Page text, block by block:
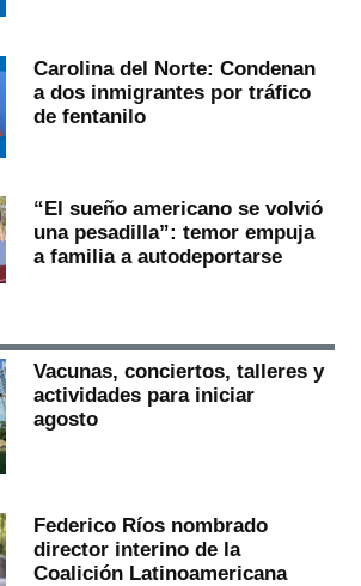
Carolina del Norte: Condenan
a dos inmigrantes por tráfico
de fentanilo
“El sueño americano se volvió
una pesadilla”: temor empuja
a familia a autodeportarse
Vacunas, conciertos, talleres y
actividades para iniciar
agosto
Federico Ríos nombrado
director interino de la
Coalición Latinoamericana